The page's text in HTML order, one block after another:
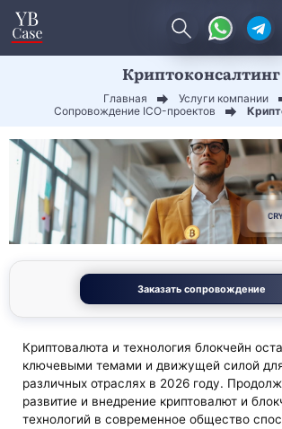
Криптоконсалтинг
Главная
Услуги компании
Сопровождение ICO-проектов
Заказать сопровождение
Криптовалюта и технология блокчейн
ключевыми темами и движущей силой
различных отраслях в 2026 году.
развитие и внедрение криптовалют и
технологий в современное общество